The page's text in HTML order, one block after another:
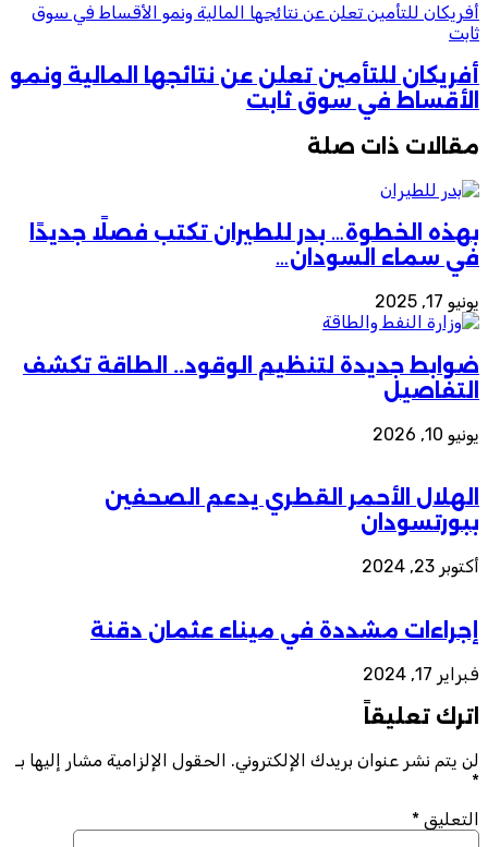
أفريكان للتأمين تعلن عن نتائجها المالية ونمو الأقساط في سوق
ثابت
أفريكان للتأمين تعلن عن نتائجها المالية ونمو
الأقساط في سوق ثابت
مقالات ذات صلة
بهذه الخطوة… بدر للطيران تكتب فصلًا جديدًا
في سماء السودان…
يونيو 17, 2025
ضوابط جديدة لتنظيم الوقود.. الطاقة تكشف
التفاصيل
يونيو 10, 2026
الهلال الأحمر القطري يدعم الصحفين
ببورتسودان
أكتوبر 23, 2024
إجراءات مشددة في ميناء عثمان دقنة
فبراير 17, 2024
اترك تعليقاً
لن يتم نشر عنوان بريدك الإلكتروني. الحقول الإلزامية مشار إليها بـ
*
التعليق *